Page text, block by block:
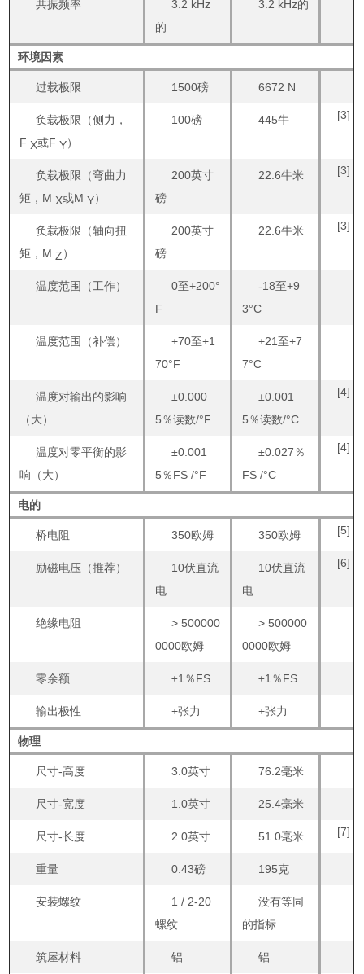
共振频率
3.2 kHz
的
3.2 kHz的
环境因素
过载极限 1500磅 6672 N
负载极限（侧力，
F X或FY）
100磅 445牛 [3]
负载极限（弯曲力
矩，M X或MY）
200英寸
磅
22.6牛米 [3]
负载极限（轴向扭
矩，M Z）
200英寸
磅
22.6牛米 [3]
温度范围（工作）
0至+200°
F
-18至+9
3°C
温度范围（补偿）
+70至+1
70°F
+21至+7
7°C
温度对输出的影响
（大）
±0.000
5％读数/°F
±0.001
5％读数/°C
[4]
温度对零平衡的影
响（大）
±0.001
5％FS /°F
±0.027％
FS /°C
[4]
电的
桥电阻 350欧姆 350欧姆 [5]
励磁电压（推荐）
10伏直流
电
10伏直流
电
[6]
绝缘电阻
> 500000
0000欧姆
> 500000
0000欧姆
零余额 ±1％FS ±1％FS
输出极性 +张力 +张力
物理
尺寸-高度 3.0英寸 76.2毫米
尺寸-宽度 1.0英寸 25.4毫米
尺寸-长度 2.0英寸 51.0毫米 [7]
重量 0.43磅 195克
安装螺纹
1 / 2-20
螺纹
没有等同
的指标
筑屋材料 铝 铝